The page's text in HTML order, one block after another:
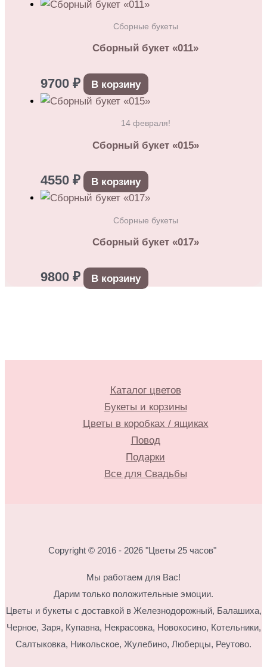
Сборные букеты
Сборный букет «011»
9700 ₽ В корзину
14 февраля!
Сборный букет «015»
4550 ₽ В корзину
Сборные букеты
Сборный букет «017»
9800 ₽ В корзину
Каталог цветов
Букеты и корзины
Цветы в коробках / ящиках
Повод
Подарки
Все для Свадьбы
Copyright © 2016 - 2026 "Цветы 25 часов"
Мы работаем для Вас!
Дарим только положительные эмоции.
Цветы и букеты с доставкой в Железнодорожный, Балашиха,
Черное, Заря, Купавна, Некрасовка, Новокосино, Котельники,
Салтыковка, Никольское, Жулебино, Люберцы, Реутово.